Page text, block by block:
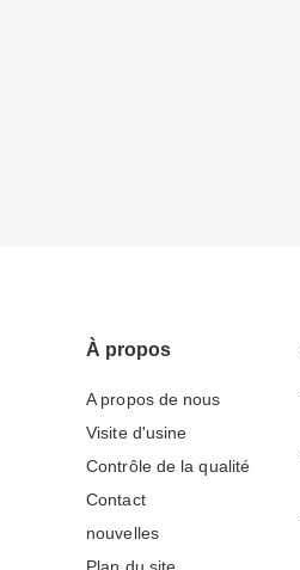
À propos
A propos de nous
Visite d'usine
Contrôle de la qualité
Contact
nouvelles